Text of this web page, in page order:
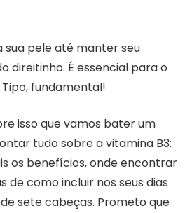
sua pele até manter seu
direitinho. É essencial para o
fundamental!
isso que vamos bater um
tudo sobre a vitamina B3:
os benefícios, onde encontrar
de como incluir nos seus dias
sete cabeças. Prometo que